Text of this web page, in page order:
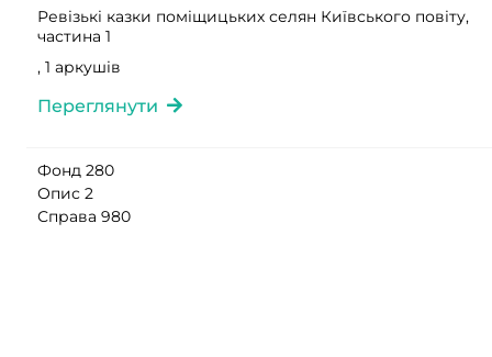
Ревізькі казки поміщицьких селян Київського повіту,
частина 1
, 1 аркушів
Переглянути
Фонд 280
Опис 2
Справа 980